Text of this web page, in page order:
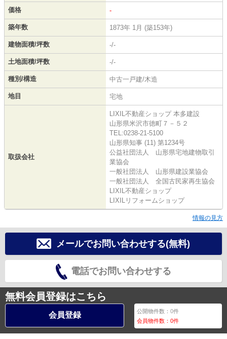
価格 -
築年数 1873年 1月 (築153年)
建物面積/坪数 -/-
土地面積/坪数 -/-
種別/構造 中古一戸建/木造
地目 宅地
取扱会社
LIXIL不動産ショップ 本多建設
山形県米沢市徳町７－５２
TEL:0238-21-5100
山形県知事 (11) 第1234号
公益社団法人 山形県宅地建物取引
業協会
一般社団法人 山形県建設業協会
一般社団法人 全国古民家再生協会
LIXIL不動産ショップ
LIXILリフォームショップ
情報の見方
メールでお問い合わせする(無料)
電話でお問い合わせする
無料会員登録はこちら
会員登録 公開物件数：0件
会員物件数：0件